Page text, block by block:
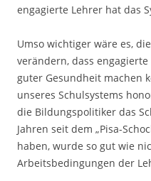
engagierte Lehrer hat das
Umso wichtiger wäre es,
verändern, dass
guter Gesundheit machen
unseres Schulsystems
die Bildungspolitiker das
Jahren seit dem „Pisa-
haben, wurde so gut wie
Arbeitsbedingungen der